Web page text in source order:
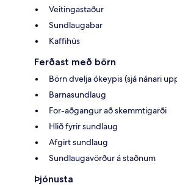
Veitingastaður
Sundlaugabar
Kaffihús
Ferðast með börn
Börn dvelja ókeypis (sjá nánari
Barnasundlaug
For-aðgangur að skemmtigarði
Hlið fyrir sundlaug
Afgirt sundlaug
Sundlaugavörður á staðnum
Þjónusta